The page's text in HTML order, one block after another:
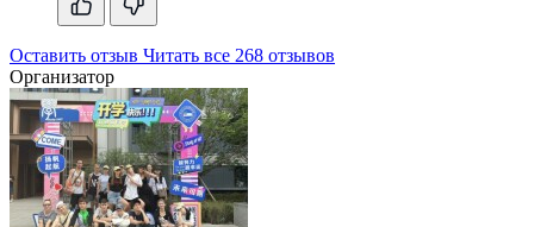
Оставить отзыв Читать все 268 отзывов
Организатор